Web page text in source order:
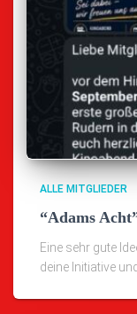
ALLE MITGLIEDER
“Adams
Eine sehr gute
deine Initiative